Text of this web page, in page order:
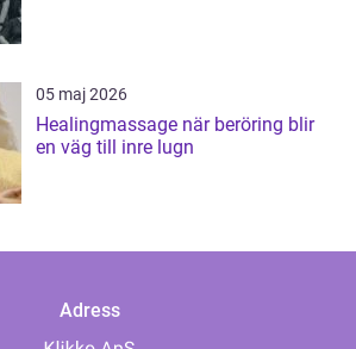
05 maj 2026
Healingmassage när beröring blir
en väg till inre lugn
Adress